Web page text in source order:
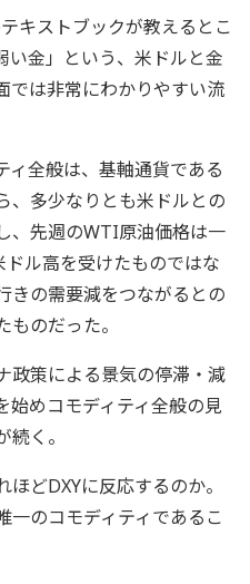
キストブックが教えるとこ
い金」という、米ドルと金
では非常にわかりやすい流
ィ全般は、基軸通貨である
、多少なりとも米ドルとの
、先週のWTI原油価格は一
ル高を受けたものではな
きの需要減をつながるとの
のだった。
政策による景気の停滞・減
始めコモディティ全般の見
く。
どDXYに反応するのか。
一のコモディティであるこ